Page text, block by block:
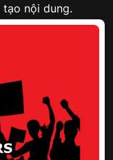
nội dung.